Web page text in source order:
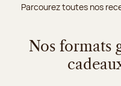
Parcourez toutes nos
Nos formats